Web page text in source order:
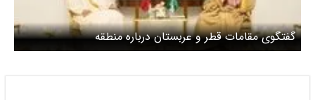
گفتگوی مقامات قطر و عربستان درباره منطقه